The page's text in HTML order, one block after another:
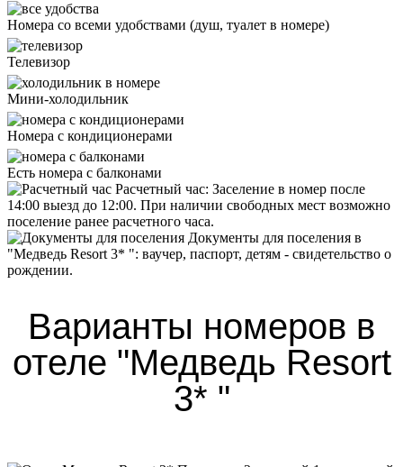
Номера со всеми удобствами (душ, туалет в номере)
Телевизор
Мини-холодильник
Номера с кондиционерами
Есть номера с балконами
Расчетный час: Заселение в номер после
14:00 выезд до 12:00. При наличии свободных мест возможно
поселение ранее расчетного часа.
Документы для поселения в
"Медведь Resort 3* ": ваучер, паспорт, детям - свидетельство о
рождении.
Варианты номеров в
отеле "Медведь Resort
3* "